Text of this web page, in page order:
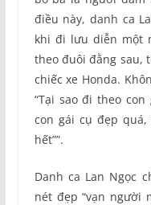
điều này, danh ca
khi đi lưu diễn một
theo đuôi đằng sau,
chiếc xe Honda.
“Tại sao đi theo
con gái cụ đẹp
hết””.
Danh ca Lan Ngọc
nét đẹp “vạn người